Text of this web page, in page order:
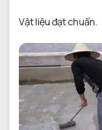
Vật liệu đạt chuẩn.